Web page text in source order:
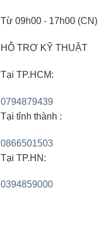
Từ 09h00 - 17h00 (CN)
HỖ TRỢ KỸ THUẬT
Tại TP.HCM:
0794879439
Tại tỉnh thành :
0866501503
Tại TP.HN:
0394859000